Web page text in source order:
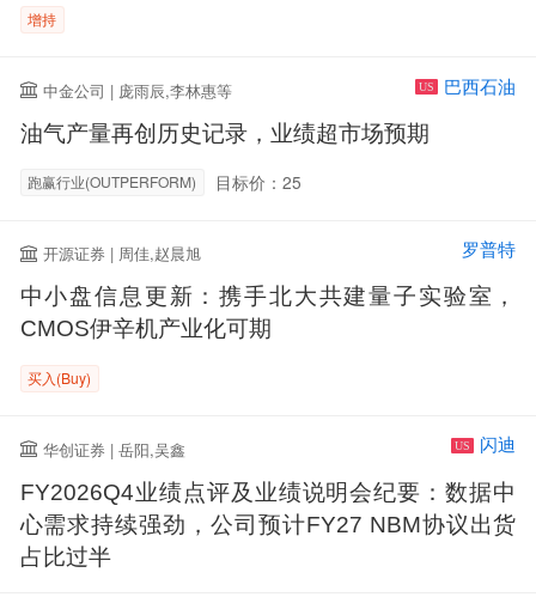
增持
中金公司 | 庞雨辰,李林惠等 US 巴西石油
油气产量再创历史记录，业绩超市场预期
跑赢行业(OUTPERFORM) 目标价：25
开源证券 | 周佳,赵晨旭 罗普特
中小盘信息更新：携手北大共建量子实验室，
CMOS伊辛机产业化可期
买入(Buy)
华创证券 | 岳阳,吴鑫 US 闪迪
FY2026Q4业绩点评及业绩说明会纪要：数据中
心需求持续强劲，公司预计FY27 NBM协议出货
占比过半